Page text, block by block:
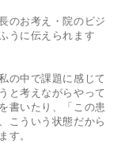
のお考え・院のビジ
うに伝えられます
の中で課題に感じて
と考えながらやって
書いたり、「この患
こういう状態だから
す。